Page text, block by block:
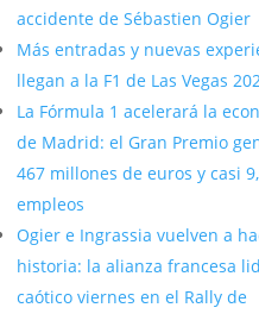
accidente de Sébastien Ogier
Más entradas y nuevas
llegan a la F1 de Las Vegas
La Fórmula 1 acelerará la
de Madrid: el Gran Premio
467 millones de euros y casi
empleos
Ogier e Ingrassia vuelven a
historia: la alianza francesa
caótico viernes en el Rally de